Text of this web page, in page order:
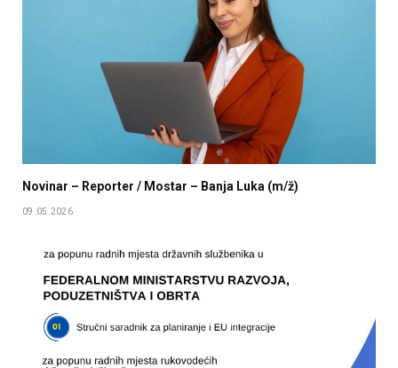
Novinar – Reporter / Mostar – Banja Luka (m/ž)
09.05.2026